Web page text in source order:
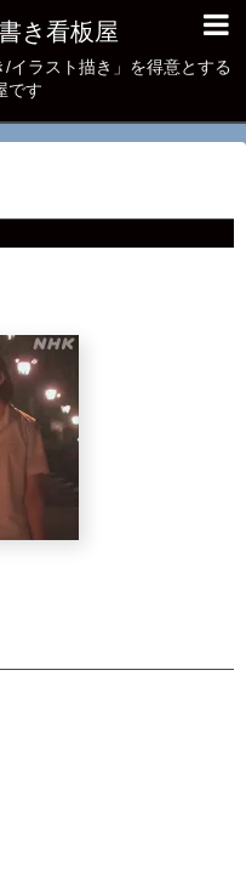
き看板屋
/イラスト描き」を得意とする
です